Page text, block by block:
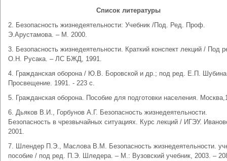
Список литературы
2. Безопасность жизнедеятельности: Учебник /Под. Ред. Проф.
Э.Арустамова. – М. 2000.
3. Безопасность жизнедеятельности. Краткий конспект лекций / Под
О.Н. Русака. – ЛС БЖД, 1991.
4. Гражданская оборона / Ю.В. Боровской и др.; под ред. Е.П.
Просвещение. 1991. - 223 с.
5. Гражданская оборона. Пособие для подготовки населения.
6. Дьяков В.И., Горбунов А.Г. Безопасность жизнедеятельности.
Безопасность в чрезвычайных ситуациях. Курс лекций / ИГЭУ.
2001.
7. Шлендер П.Э., Маслова В.М. Безопасность жизнедеятельности.
пособие / под ред. П.Э. Шледера. – М.: Вузовский учебник, 2003. –